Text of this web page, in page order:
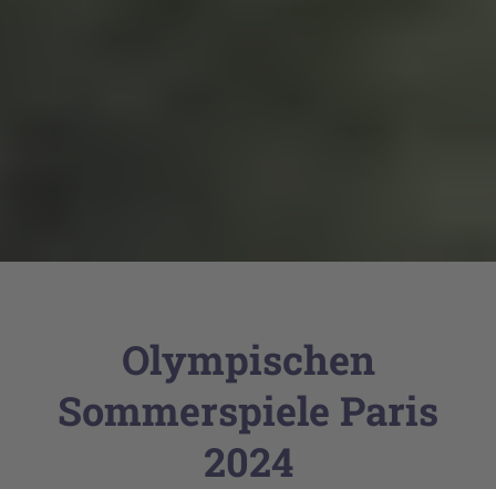
Olympischen
Sommerspiele Paris
2024